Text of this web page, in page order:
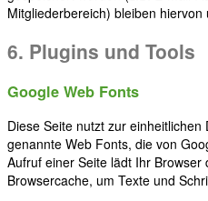
Mitgliederbereich) bleiben hiervon
6. Plugins und Tools
Google Web Fonts
Diese Seite nutzt zur
genannte Web Fonts, die von
Aufruf einer Seite lädt Ihr
Browsercache, um Texte und